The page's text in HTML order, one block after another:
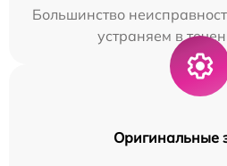
Большинство
устраняем в
Оригинальные